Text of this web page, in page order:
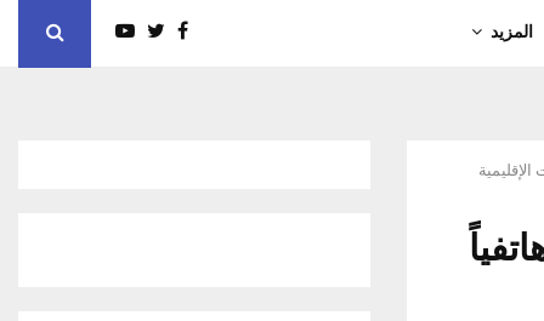
المزيد
الإقليمية